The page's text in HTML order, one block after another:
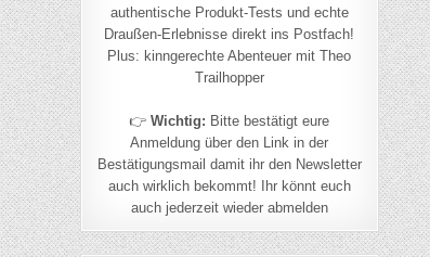
authentische Produkt-Tests und echte
Draußen-Erlebnisse direkt ins Postfach!
Plus: kinngerechte Abenteuer mit Theo
Trailhopper
👉Wichtig: Bitte bestätigt eure
Anmeldung über den Link in der
Bestätigungsmail damit ihr den Newsletter
auch wirklich bekommt! Ihr könnt euch
auch jederzeit wieder abmelden